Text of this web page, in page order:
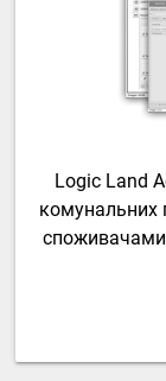
Logic Land
комунальних
споживачами